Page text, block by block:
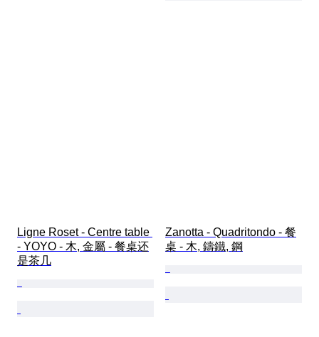
Ligne Roset - Centre table
- YOYO - 木, 金屬 - 餐桌还
是茶几
Zanotta - Quadritondo - 餐
桌 - 木, 鑄鐵, 鋼